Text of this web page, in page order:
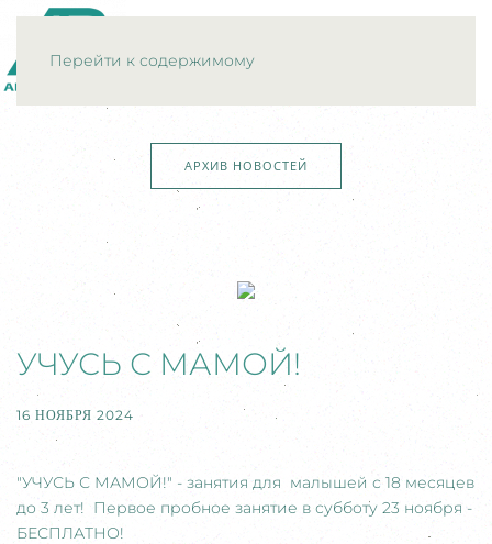
Перейти к содержимому
АРХИВ НОВОСТЕЙ
УЧУСЬ С МАМОЙ!
16 НОЯБРЯ 2024
"УЧУСЬ С МАМОЙ!" - занятия для малышей с 18 месяцев
до 3 лет! Первое пробное занятие в субботу 23 ноября -
БЕСПЛАТНО!